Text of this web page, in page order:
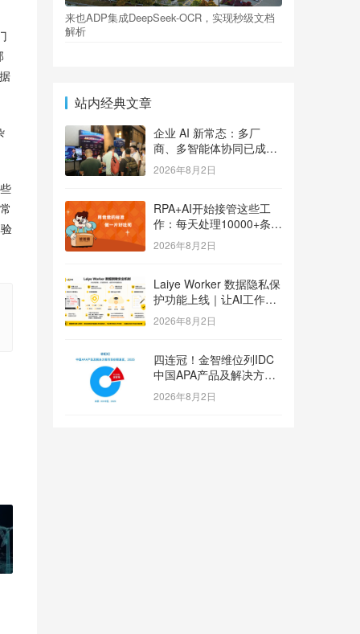
来也ADP集成DeepSeek-OCR，实现秒级文档
解析
站内经典文章
企业 AI 新常态：多厂
商、多智能体协同已成大
势
2026年8月2日
RPA+AI开始接管这些工
作：每天处理10000+条用
户反馈，把差评变成订单
2026年8月2日
Laiye Worker 数据隐私保
护功能上线｜让AI工作流
兼顾效率与数据安全
2026年8月2日
四连冠！金智维位列IDC
中国APA产品及解决方案
市场份额第一
2026年8月2日